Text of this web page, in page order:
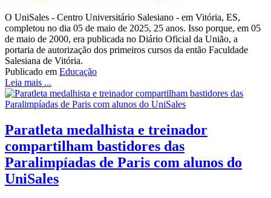
O UniSales - Centro Universitário Salesiano - em Vitória, ES,
completou no dia 05 de maio de 2025, 25 anos. Isso porque, em 05
de maio de 2000, era publicada no Diário Oficial da União, a
portaria de autorização dos primeiros cursos da então Faculdade
Salesiana de Vitória.
Publicado em Educação
Leia mais ...
Paratleta medalhista e treinador
compartilham bastidores das
Paralimpíadas de Paris com alunos do
UniSales